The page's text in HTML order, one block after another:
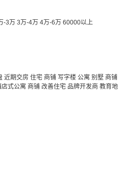
-3万 3万-4万 4万-6万 60000以上
近期交房 住宅 商铺 写字楼 公寓 别墅 商铺
店式公寓 商铺 改善住宅 品牌开发商 教育地